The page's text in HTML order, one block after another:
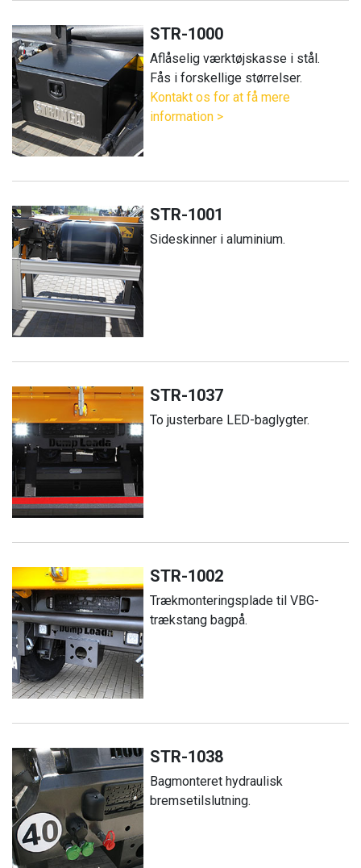
STR-1000
Aflåselig værktøjskasse i stål.
Fås i forskellige størrelser.
Kontakt os for at få mere
information >
STR-1001
Sideskinner i aluminium.
STR-1037
To justerbare LED-baglygter.
STR-1002
Trækmonteringsplade til VBG-
trækstang bagpå.
STR-1038
Bagmonteret hydraulisk
bremsetilslutning.